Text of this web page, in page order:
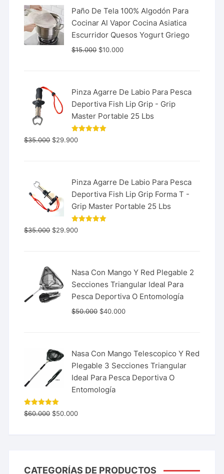
Paño De Tela 100% Algodón Para
Cocinar Al Vapor Cocina Asiatica
Escurridor Quesos Yogurt Griego
$15.000 $10.000
Pinza Agarre De Labio Para Pesca
Deportiva Fish Lip Grip - Grip
Master Portable 25 Lbs
Valorado
con
$35.000 $29.900
Pinza Agarre De Labio Para Pesca
Deportiva Fish Lip Grip Forma T -
Grip Master Portable 25 Lbs
Valorado
con
$35.000 $29.900
Nasa Con Mango Y Red Plegable 2
Secciones Triangular Ideal Para
Pesca Deportiva O Entomología
$50.000 $40.000
Nasa Con Mango Telescopico Y Red
Plegable 3 Secciones Triangular
Ideal Para Pesca Deportiva O
Entomología
Valorado
con 5.00
$60.000 $50.000
CATEGORÍAS DE PRODUCTOS